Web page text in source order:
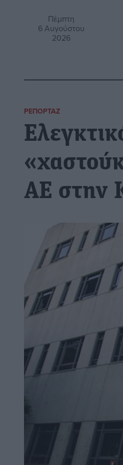
Πέμπτη
6 Αυγούστου
2026
ΡΕΠΟΡΤΆΖ
ΑΕ στην